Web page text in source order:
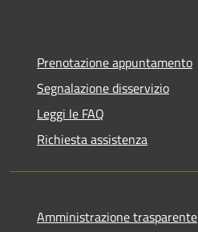
Prenotazione appuntamento
Segnalazione disservizio
Leggi le FAQ
Richiesta assistenza
Amministrazione trasparente